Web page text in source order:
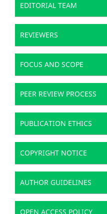
EDITORIAL TEAM
REVIEWERS
FOCUS AND SCOPE
PEER REVIEW PROCESS
PUBLICATION ETHICS
COPYRIGHT NOTICE
AUTHOR GUIDELINES
OPEN ACCESS POLICY